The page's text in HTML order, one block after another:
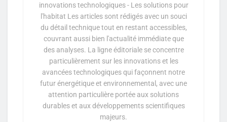
innovations technologiques - Les solutions pour
l'habitat Les articles sont rédigés avec un souci
du détail technique tout en restant accessibles,
couvrant aussi bien l'actualité immédiate que
des analyses. La ligne éditoriale se concentre
particulièrement sur les innovations et les
avancées technologiques qui façonnent notre
futur énergétique et environnemental, avec une
attention particulière portée aux solutions
durables et aux développements scientifiques
majeurs.